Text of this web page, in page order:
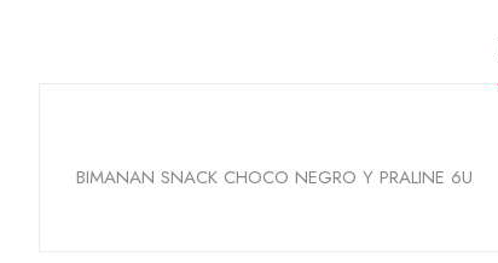
BIMANAN SNACK CHOCO NEGRO Y PRALINE 6U